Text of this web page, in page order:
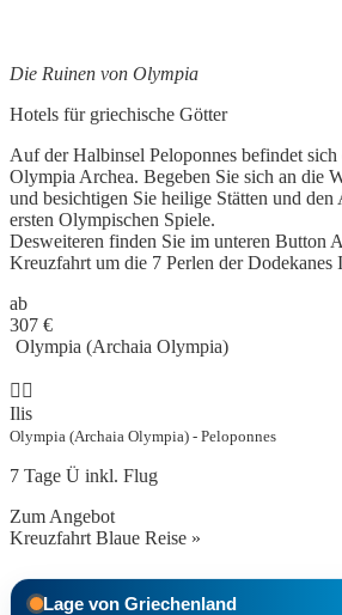
Die Ruinen von Olympia
Hotels für griechische Götter
Auf der Halbinsel Peloponnes befindet sich
Olympia Archea. Begeben Sie sich an die
und besichtigen Sie heilige Stätten und den
ersten Olympischen Spiele.
Desweiteren finden Sie im unteren Button
Kreuzfahrt um die 7 Perlen der Dodekanes
ab
307 €
Olympia (Archaia Olympia)
Ilis
Olympia (Archaia Olympia) - Peloponnes
7 Tage Ü inkl. Flug
Zum Angebot
Kreuzfahrt Blaue Reise »
Lage von Griechenland